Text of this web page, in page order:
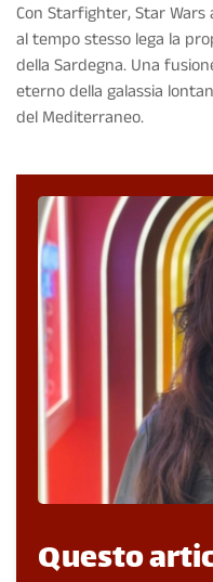
Con Starfighter, Star
al tempo stesso lega la
della Sardegna. Una
eterno della galassia
del Mediterraneo.
Questo